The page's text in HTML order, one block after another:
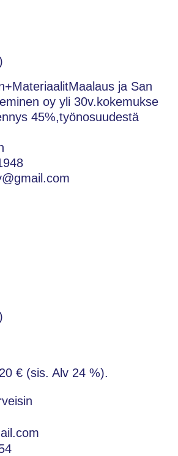
ja San
oy yli 30v.kokemukse
45%,työnosuudestä
€ (sis. Alv 24 %).